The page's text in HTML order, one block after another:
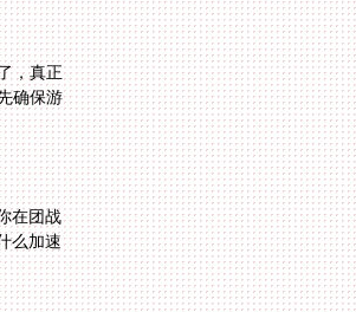
，真正
确保游
在团战
么加速